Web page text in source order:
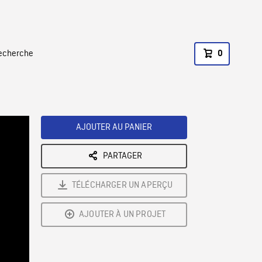
0
AJOUTER AU PANIER
PARTAGER
TÉLÉCHARGER UN APERÇU
AJOUTER À UN PROJET